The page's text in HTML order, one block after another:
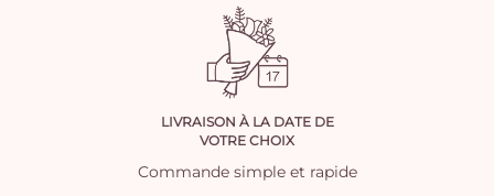
LIVRAISON À LA DATE DE
VOTRE CHOIX
Commande simple et rapide